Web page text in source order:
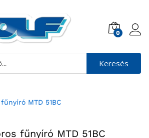
0
Keresés
fűnyíró MTD 51BC